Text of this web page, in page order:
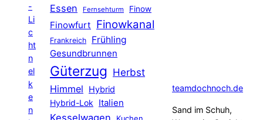
-
Li
c
ht
n
el
k
e
n
Essen Fernsehturm Finow
Finowfurt Finowkanal
Frankreich Frühling
Gesundbrunnen
Güterzug Herbst
Himmel
Hybrid
Hybrid-Lok Italien
Kesselwagen Kuchen
teamdochnoch.de
Sand im Schuh,